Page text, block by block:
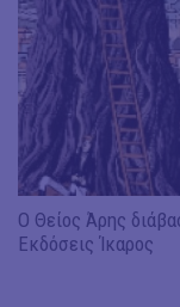
Ο Θείος Άρης
Εκδόσεις Ίκαρος